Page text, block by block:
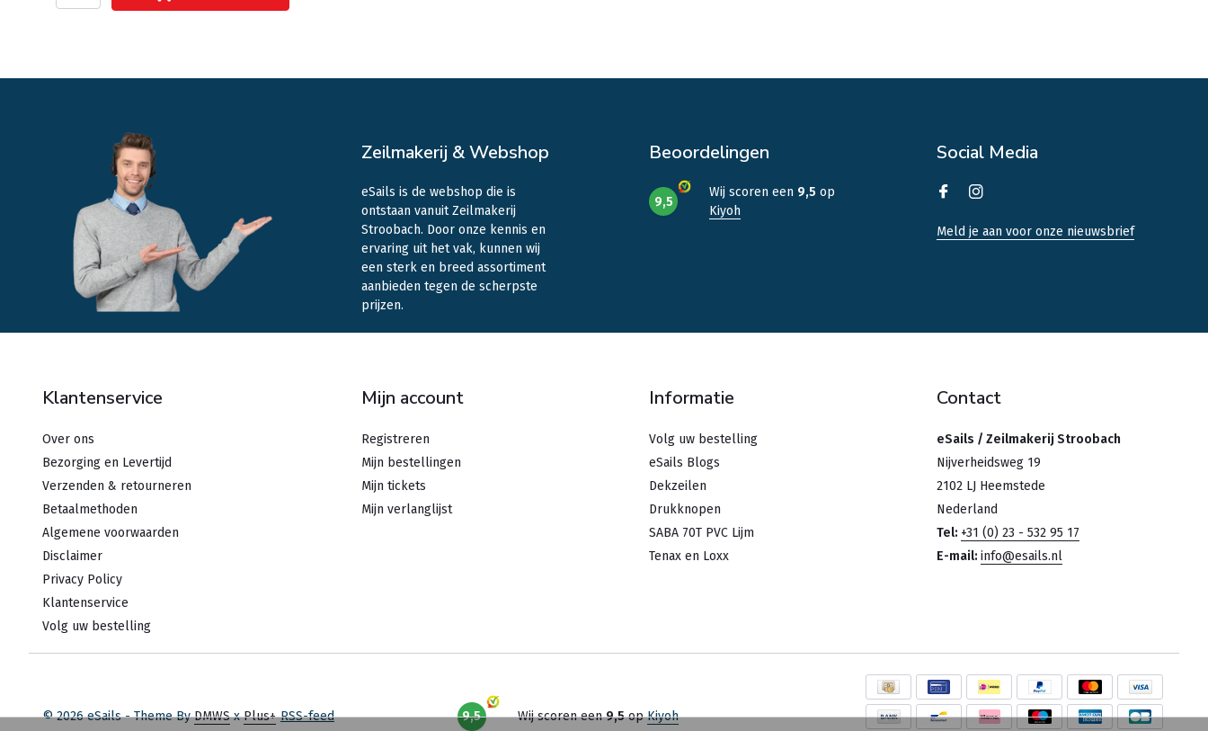
Zeilmakerij & Webshop
eSails is de webshop die is
ontstaan vanuit Zeilmakerij
Stroobach. Door onze kennis en
ervaring uit het vak, kunnen wij
een sterk en breed assortiment
aanbieden tegen de scherpste
prijzen.
Beoordelingen
9,5
Wij scoren een 9,5 op
Kiyoh
Social Media
Meld je aan voor onze nieuwsbrief
Klantenservice
Over ons
Bezorging en Levertijd
Verzenden & retourneren
Betaalmethoden
Algemene voorwaarden
Disclaimer
Privacy Policy
Klantenservice
Volg uw bestelling
Mijn account
Registreren
Mijn bestellingen
Mijn tickets
Mijn verlanglijst
Informatie
Volg uw bestelling
eSails Blogs
Dekzeilen
Drukknopen
SABA 70T PVC Lijm
Tenax en Loxx
Contact
eSails / Zeilmakerij Stroobach
Nijverheidsweg 19
2102 LJ Heemstede
Nederland
Tel: +31 (0) 23 - 532 95 17
E-mail: info@esails.nl
© 2026 eSails - Theme ByDMWSxPlus+ RSS-feed 9,5 Wij scoren een9,5opKiyoh